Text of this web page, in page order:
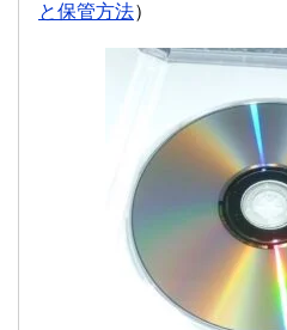
と保管方法）